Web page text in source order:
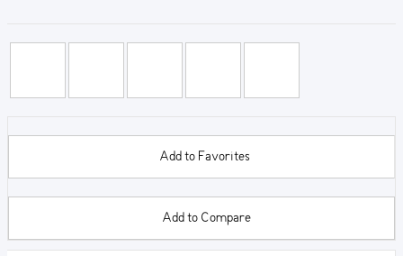
Add to Favorites
Add to Compare